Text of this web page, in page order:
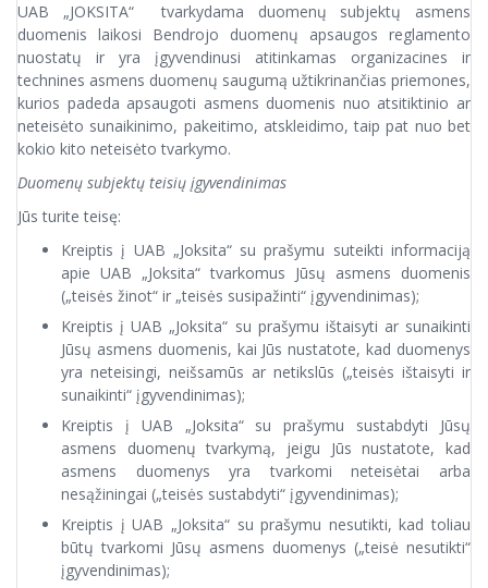
UAB „JOKSITA“ tvarkydama duomenų subjektų asmens
duomenis laikosi Bendrojo duomenų apsaugos reglamento
nuostatų ir yra įgyvendinusi atitinkamas organizacines ir
technines asmens duomenų saugumą užtikrinančias priemones,
kurios padeda apsaugoti asmens duomenis nuo atsitiktinio ar
neteisėto sunaikinimo, pakeitimo, atskleidimo, taip pat nuo bet
kokio kito neteisėto tvarkymo.
Duomenų subjektų teisių įgyvendinimas
Jūs turite teisę:
Kreiptis į UAB „Joksita“ su prašymu suteikti informaciją
apie UAB „Joksita“ tvarkomus Jūsų asmens duomenis
(„teisės žinot“ ir „teisės susipažinti“ įgyvendinimas);
Kreiptis į UAB „Joksita“ su prašymu ištaisyti ar sunaikinti
Jūsų asmens duomenis, kai Jūs nustatote, kad duomenys
yra neteisingi, neišsamūs ar netikslūs („teisės ištaisyti ir
sunaikinti“ įgyvendinimas);
Kreiptis į UAB „Joksita“ su prašymu sustabdyti Jūsų
asmens duomenų tvarkymą, jeigu Jūs nustatote, kad
asmens duomenys yra tvarkomi neteisėtai arba
nesąžiningai („teisės sustabdyti“ įgyvendinimas);
Kreiptis į UAB „Joksita“ su prašymu nesutikti, kad toliau
būtų tvarkomi Jūsų asmens duomenys („teisė nesutikti“
įgyvendinimas);